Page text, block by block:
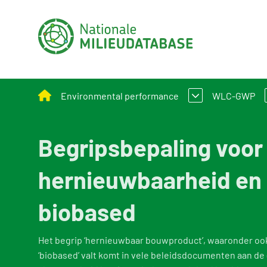
Environmental performance
Assessment Method for Environmental
Environmental performance calculation
Calculation tools
Policy and legislation
Example projects
WLC-GWP
What is
Begripsbepaling voor
hernieuwbaarheid en
biobased
Het begrip ‘hernieuwbaar bouwproduct’, waaronder
‘biobased’ valt komt in vele beleidsdocumenten aan de